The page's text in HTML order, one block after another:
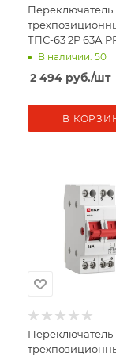
Переключатель
ТПС-63 2P 63А
EKF TPS263
В наличии: 50
2 494 руб./шт
В
Переключатель